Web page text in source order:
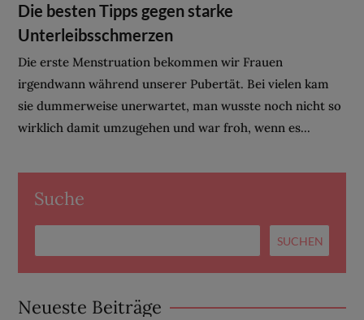
Die besten Tipps gegen starke
Unterleibsschmerzen
Die erste Menstruation bekommen wir Frauen
irgendwann während unserer Pubertät. Bei vielen kam
sie dummerweise unerwartet, man wusste noch nicht so
wirklich damit umzugehen und war froh, wenn es...
Suche
Neueste Beiträge